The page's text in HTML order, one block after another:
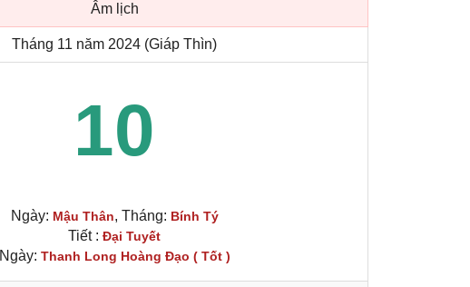
Âm lịch
Tháng 11 năm 2024 (Giáp Thìn)
10
Ngày: Mậu Thân, Tháng: Bính Tý
Tiết : Đại Tuyết
Ngày: Thanh Long Hoàng Đạo ( Tốt )